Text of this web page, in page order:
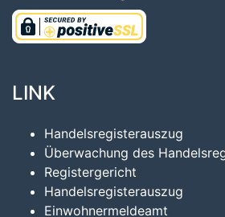
LINK
Handelsregisterauszug
Überwachung des
Registergericht
Handelsregisterauszug
Einwohnermeldeamt